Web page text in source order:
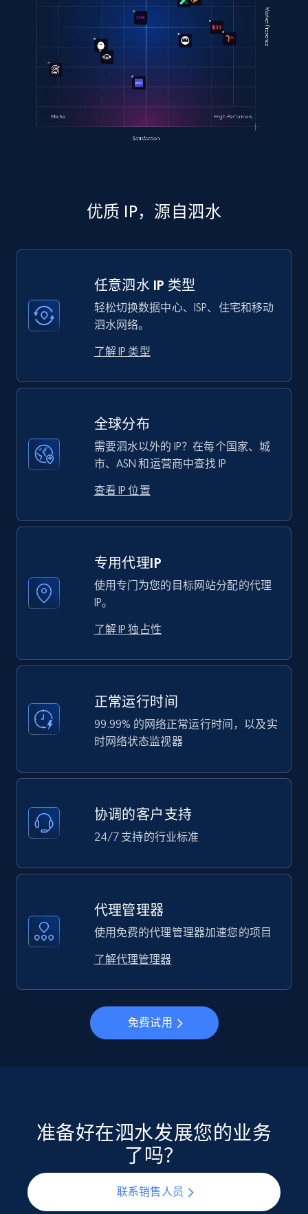
优质 IP，源自泗水
任意泗水 IP 类型
轻松切换数据中心、ISP、住宅和移动
泗水网络。
了解 IP 类型
全球分布
需要泗水以外的 IP？在每个国家、城
市、ASN 和运营商中查找 IP
查看 IP 位置
专用代理IP
使用专门为您的目标网站分配的代理
IP。
了解 IP 独占性
正常运行时间
99.99% 的网络正常运行时间，以及实
时网络状态监视器
协调的客户支持
24/7 支持的行业标准
代理管理器
使用免费的代理管理器加速您的项目
了解代理管理器
免费试用
准备好在泗水发展您的业务
了吗？
联系销售人员